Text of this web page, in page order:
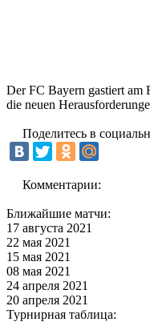
Der FC Bayern gastiert am
die neuen
Поделитесь в
Комментарии:
Ближайшие матчи:
17 августа 2021
22 мая 2021
15 мая 2021
08 мая 2021
24 апреля 2021
20 апреля 2021
Турнирная таблица: